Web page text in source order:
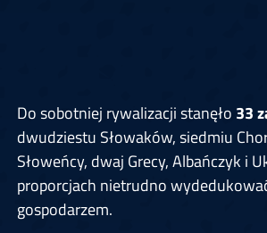
Do sobotniej rywalizacji stanęło 33
dwudziestu Słowaków, siedmiu
Słoweńcy, dwaj Grecy, Albańczyk i
proporcjach nietrudno
gospodarzem.